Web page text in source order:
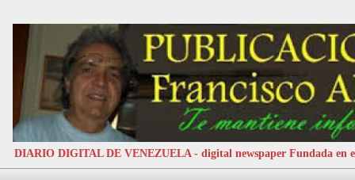
DIARIO DIGITAL DE VENEZUELA - digital newspaper Fundada en